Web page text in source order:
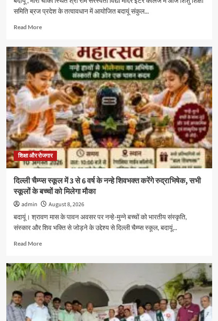
समिति ब्रज प्रदेश के तत्वावधान में आयोजित बदायूं संकुल...
Read MoreRead
शिशु
शिक्षा
समिति
ब्रज
प्रदेश
के
बदायूं
संकुल
का
आचार्य
अभ्यास
वर्ग
श्री
सरस्वती
विद्या
मंदिर
कॉलेज
में
शिक्षा और रोजगार
दिल्ली चैम्प्स स्कूल में 3 से 6 वर्ष के नन्हे शिवभक्त करेंगे रुद्राभिषेक, सभी
स्कूलों के बच्चों को मिलेगा मौका
admin
August 8, 2026
बदायूं। श्रावण मास के पावन अवसर पर नन्हे-मुन्ने बच्चों को भारतीय संस्कृति,
संस्कार और शिव भक्ति से जोड़ने के उद्देश्य से दिल्ली चैम्प्स स्कूल, बदायूं...
Read MoreRead
दिल्ली
चैम्प्स
स्कूल
में
3